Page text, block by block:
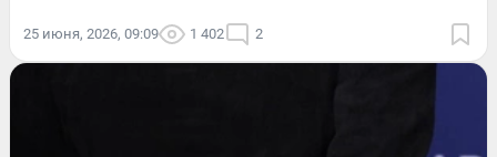
25 июня, 2026, 09:09 1 402 2